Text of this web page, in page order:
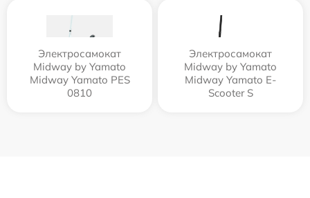
Электросамокат
Midway by Yamato
Midway Yamato PES
0810
Электросамокат
Midway by Yamato
Midway Yamato E-
Scooter S